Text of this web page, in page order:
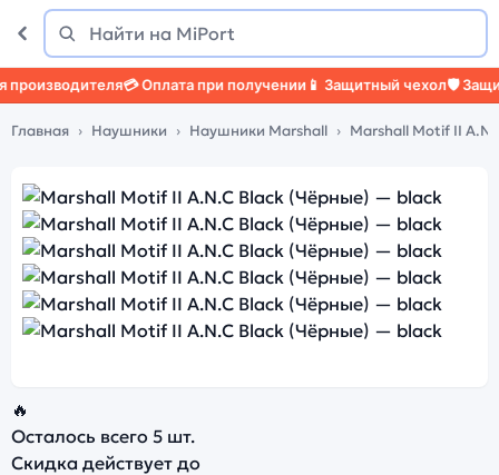
Поиск
Найти
💳 Оплата при получении📱 Защитный чехол🛡️ Защитное
Главная Наушники Наушники Marshall Marshall Motif II
🔥
Осталось всего 5 шт.
Скидка действует до